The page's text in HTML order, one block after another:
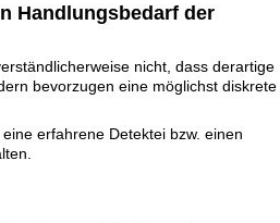
Handlungsbedarf der
nicht, dass derartige
bevorzugen eine möglichst diskrete
erfahrene Detektei bzw. einen